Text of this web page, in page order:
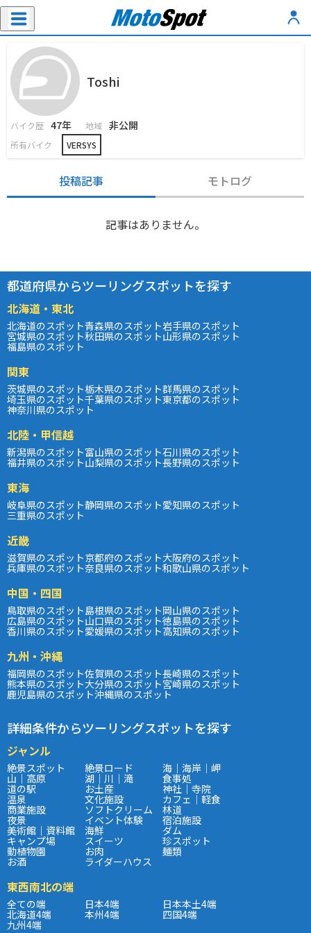
Toshi
バイク歴 47年 地域 非公開
所有バイク VERSYS
投稿記事 モトログ
記事はありません。
都道府県からツーリングスポットを探す
北海道・東北
北海道のスポット青森県のスポット岩手県のスポット
宮城県のスポット秋田県のスポット山形県のスポット
福島県のスポット
関東
茨城県のスポット栃木県のスポット群馬県のスポット
埼玉県のスポット千葉県のスポット東京都のスポット
神奈川県のスポット
北陸・甲信越
新潟県のスポット富山県のスポット石川県のスポット
福井県のスポット山梨県のスポット長野県のスポット
東海
岐阜県のスポット静岡県のスポット愛知県のスポット
三重県のスポット
近畿
滋賀県のスポット京都府のスポット大阪府のスポット
兵庫県のスポット奈良県のスポット和歌山県のスポット
中国・四国
鳥取県のスポット島根県のスポット岡山県のスポット
広島県のスポット山口県のスポット徳島県のスポット
香川県のスポット愛媛県のスポット高知県のスポット
九州・沖縄
福岡県のスポット佐賀県のスポット長崎県のスポット
熊本県のスポット大分県のスポット宮崎県のスポット
鹿児島県のスポット沖縄県のスポット
詳細条件からツーリングスポットを探す
ジャンル
絶景スポット 絶景ロード 海｜海岸｜岬
山｜高原 湖｜川｜滝 食事処
道の駅 お土産 神社｜寺院
温泉 文化施設 カフェ｜軽食
商業施設 ソフトクリーム 林道
夜景 イベント体験 宿泊施設
美術館｜資料館 海鮮 ダム
キャンプ場 スイーツ 珍スポット
動植物園 お肉 麺類
お酒 ライダーハウス
東西南北の端
全ての端 日本4端 日本本土4端
北海道4端 本州4端 四国4端
九州4端